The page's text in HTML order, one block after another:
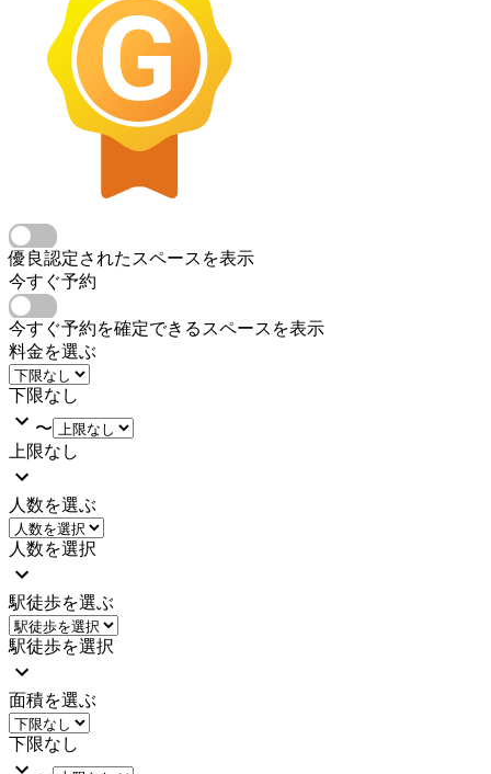
優良認定されたスペースを表示
今すぐ予約
今すぐ予約を確定できるスペースを表示
料金を選ぶ
下限なし
〜
上限なし
人数を選ぶ
人数を選択
駅徒歩を選ぶ
駅徒歩を選択
面積を選ぶ
下限なし